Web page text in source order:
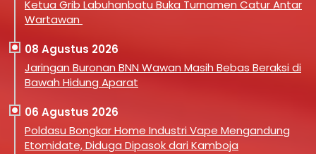
Ketua Grib Labuhanbatu Buka Turnamen Catur Antar
Wartawan
08 Agustus 2026
Jaringan Buronan BNN Wawan Masih Bebas Beraksi di
Bawah Hidung Aparat
06 Agustus 2026
Poldasu Bongkar Home Industri Vape Mengandung
Etomidate, Diduga Dipasok dari Kamboja